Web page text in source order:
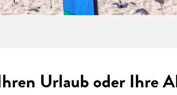
Urlaub oder Ihre